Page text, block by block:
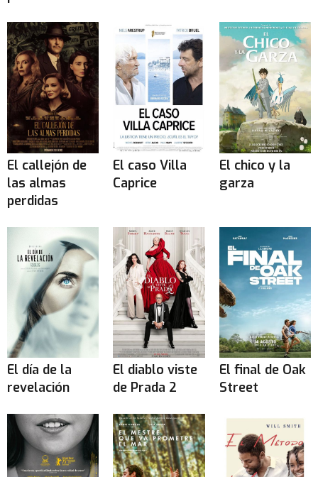
El callejón de
las almas
perdidas
El caso Villa
Caprice
El chico y la
garza
El día de la
revelación
El diablo viste
de Prada 2
El final de Oak
Street